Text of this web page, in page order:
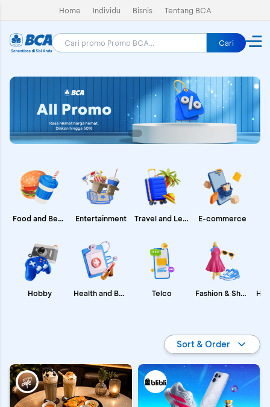
Home Individu Bisnis Tentang BCA
Cari
Food and Beverages
Hobby
Entertainment
Health and Beauty
Travel and Leisure
Telco
E-commerce
Fashion & Shopping
Sort & Order